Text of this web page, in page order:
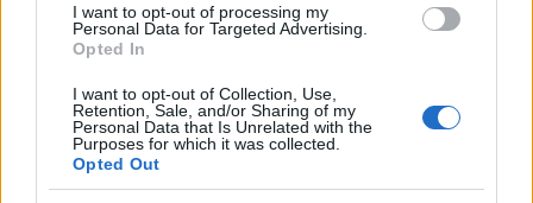
I want to opt-out of processing my
Personal Data for Targeted Advertising.
Opted In
I want to opt-out of Collection, Use,
Retention, Sale, and/or Sharing of my
Personal Data that Is Unrelated with the
Purposes for which it was collected.
Opted Out